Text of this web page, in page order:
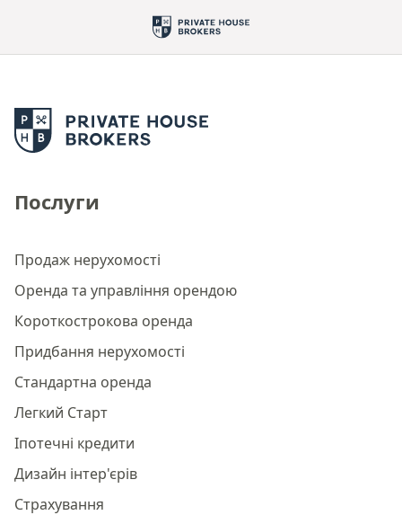
Послуги
Продаж нерухомості
Оренда та управління орендою
Короткострокова оренда
Придбання нерухомості
Стандартна оренда
Легкий Старт
Іпотечні кредити
Дизайн інтер'єрів
Страхування